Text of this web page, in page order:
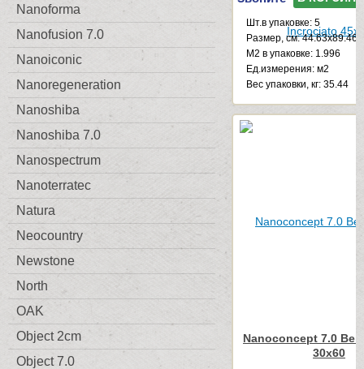
Nanoforma
Nanofusion 7.0
Nanoiconic
Nanoregeneration
Nanoshiba
Nanoshiba 7.0
Nanospectrum
Nanoterratec
Natura
Neocountry
Newstone
North
OAK
Object 2cm
Object 7.0
Шт.в упаковке: 5
Размер, см: 44.63x89.46
М2 в упаковке: 1.996
Ед.измерения: м2
Веc упаковки, кг: 35.44
Nanoconcept 7.0
30x60